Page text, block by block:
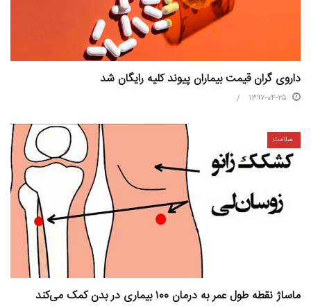
داروی گران قیمت بیماران پیوند کلیه رایگان شد
1397-04-25
سلامت
ماساژ نقطه طول عمر به درمان ۱۰۰ بیماری در بدن کمک می‌کند